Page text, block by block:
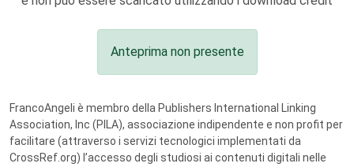
Anteprima non presente
FrancoAngeli è membro della Publishers International Linking
Association, Inc (PILA), associazione indipendente e non profit per
facilitare (attraverso i servizi tecnologici implementati da
CrossRef.org) l’accesso degli studiosi ai contenuti digitali nelle